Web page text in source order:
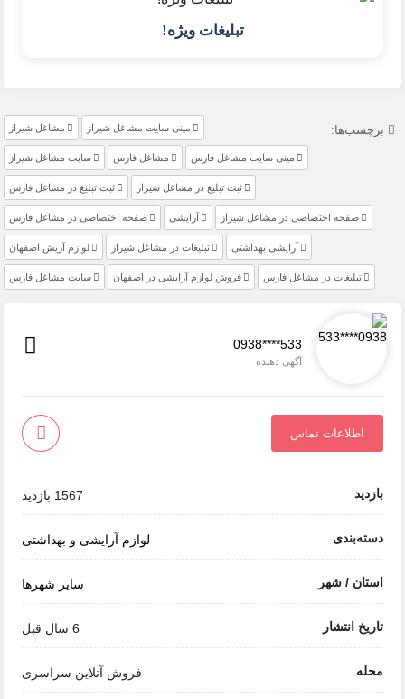
تبلیغات ویژه!
برچسب‌ها: مینی سایت مشاغل شیراز مشاغل شیراز
مینی سایت مشاغل فارس مشاغل فارس سایت مشاغل شیراز
ثبت تبلیغ در مشاغل شیراز ثبت تبلیغ در مشاغل فارس
صفحه اختصاصی در مشاغل شیراز آرایشی صفحه اختصاصی در مشاغل فارس
آرایشی بهداشتی تبلیغات در مشاغل شیراز لوازم آریش اصفهان
تبلیغات در مشاغل فارس فروش لوازم آرایشی در اصفهان سایت مشاغل فارس
0938****533
آگهی دهنده
اطلاعات تماس
بازدید 1567 بازدید
دسته‌بندی لوازم آرایشی و بهداشتی
استان / شهر سایر شهرها
تاریخ انتشار 6 سال قبل
محله فروش آنلاین سراسری